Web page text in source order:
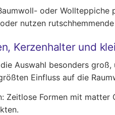
oder Wollteppiche
nutzen
Kerzenhalter und
Auswahl besonders
Einfluss auf die
Zeitlose Formen mit matter